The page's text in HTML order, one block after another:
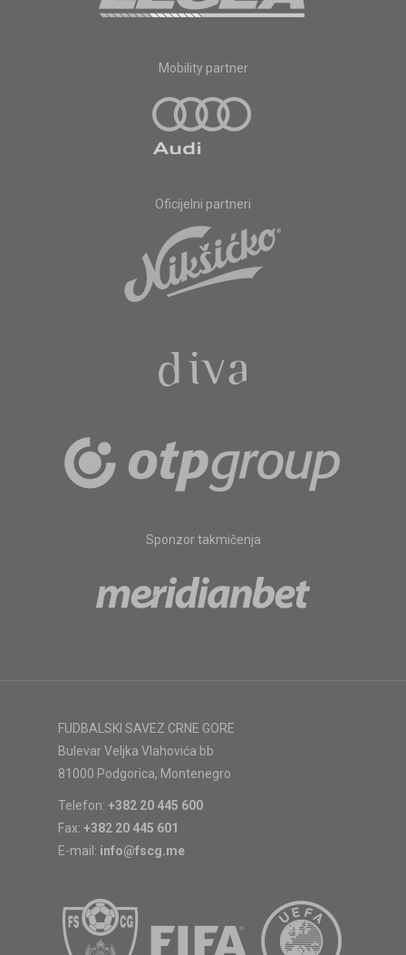
Mobility partner
Oficijelni partneri
Sponzor takmičenja
FUDBALSKI SAVEZ CRNE GORE
Bulevar Veljka Vlahovića bb
81000 Podgorica, Montenegro
Telefon: +382 20 445 600
Fax: +382 20 445 601
E-mail: info@fscg.me